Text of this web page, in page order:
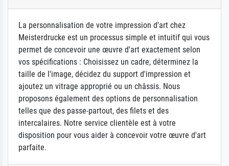
La personnalisation de votre impression d'art chez
Meisterdrucke est un processus simple et intuitif qui vous
permet de concevoir une œuvre d'art exactement selon
vos spécifications : Choisissez un cadre, déterminez la
taille de l'image, décidez du support d'impression et
ajoutez un vitrage approprié ou un châssis. Nous
proposons également des options de personnalisation
telles que des passe-partout, des filets et des
intercalaires. Notre service clientèle est à votre
disposition pour vous aider à concevoir votre œuvre d'art
parfaite.